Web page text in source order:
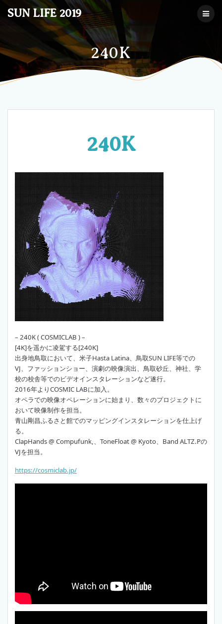
テ
ン
ツ
へ
ス
SUN LIFE 2019
240K
240K
– 240K ( COSMICLAB ) –
[4K]を遥かに凌駕する[240K]
出身地鳥取において、米子Hasta Latina、鳥取SUN LIFE等での
VJ、ファッションショー、演劇の映像演出、鳥取砂丘、神社、学
校の校舎等でのビデオインスタレーションなど遂行。
2016年よりCOSMIC LABに加入。
オペラでの映像オペレーションに始まり、数々のプロジェクトに
おいて映像制作を担当。
青山剛昌ふるさと館でのマッピングインスタレーションを仕上げ
る。
ClapHands @ Compufunk,、ToneFloat @ Kyoto、Band ALTZ.Pの
VJを担当。
https://cosmiclab.jp/